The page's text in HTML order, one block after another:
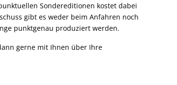
Sondereditionen kostet dabei
gibt es weder beim Anfahren noch
punktgenau produziert werden.
gerne mit Ihnen über Ihre